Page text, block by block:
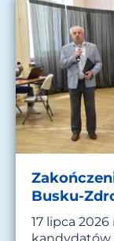
Busku-
17 lipca